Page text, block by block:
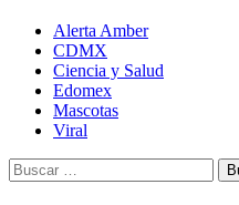
Alerta Amber
CDMX
Ciencia y Salud
Edomex
Mascotas
Viral
Buscar: